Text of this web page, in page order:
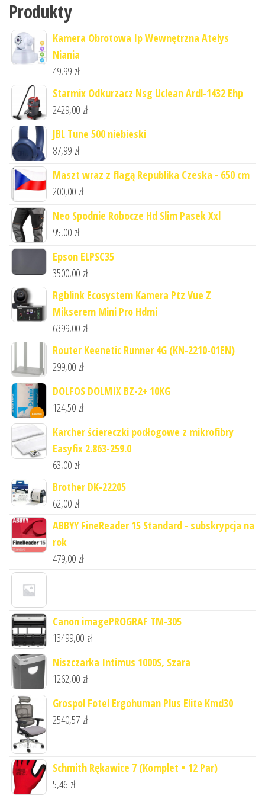
Produkty
Kamera Obrotowa Ip Wewnętrzna Atelys
Niania
49,99 zł
Starmix Odkurzacz Nsg Uclean Ardl-1432 Ehp
2429,00 zł
JBL Tune 500 niebieski
87,99 zł
Maszt wraz z flagą Republika Czeska - 650 cm
200,00 zł
Neo Spodnie Robocze Hd Slim Pasek Xxl
95,00 zł
Epson ELPSC35
3500,00 zł
Rgblink Ecosystem Kamera Ptz Vue Z
Mikserem Mini Pro Hdmi
6399,00 zł
Router Keenetic Runner 4G (KN-2210-01EN)
299,00 zł
DOLFOS DOLMIX BZ-2+ 10KG
124,50 zł
Karcher ściereczki podłogowe z mikrofibry
Easyfix 2.863-259.0
63,00 zł
Brother DK-22205
62,00 zł
ABBYY FineReader 15 Standard - subskrypcja na
rok
479,00 zł
Canon imagePROGRAF TM-305
13499,00 zł
Niszczarka Intimus 1000S, Szara
1262,00 zł
Grospol Fotel Ergohuman Plus Elite Kmd30
2540,57 zł
Schmith Rękawice 7 (Komplet = 12 Par)
5,46 zł